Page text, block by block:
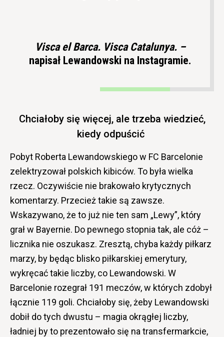
Visca el Barca. Visca Catalunya. –
napisał Lewandowski na Instagramie.
Chciałoby się więcej, ale trzeba wiedzieć,
kiedy odpuścić
Pobyt Roberta Lewandowskiego w FC Barcelonie
zelektryzował polskich kibiców. To była wielka
rzecz. Oczywiście nie brakowało krytycznych
komentarzy. Przecież takie są zawsze.
Wskazywano, że to już nie ten sam „Lewy”, który
grał w Bayernie. Do pewnego stopnia tak, ale cóż –
licznika nie oszukasz. Zresztą, chyba każdy piłkarz
marzy, by będąc blisko piłkarskiej emerytury,
wykręcać takie liczby, co Lewandowski. W
Barcelonie rozegrał 191 meczów, w których zdobył
łącznie 119 goli. Chciałoby się, żeby Lewandowski
dobił do tych dwustu – magia okrągłej liczby,
ładniej by to prezentowało się na transfermarkcie,